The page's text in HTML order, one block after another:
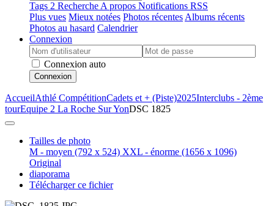
Tags 2 Recherche A propos Notifications RSS
Plus vues Mieux notées Photos récentes Albums récents
Photos au hasard Calendrier
Connexion
Connexion auto
Connexion
AccueilAthlé CompétitionCadets et + (Piste)2025Interclubs - 2ème
tourEquipe 2 La Roche Sur YonDSC 1825
Tailles de photo
M - moyen (792 x 524) XXL - énorme (1656 x 1096)
Original
diaporama
Télécharger ce fichier